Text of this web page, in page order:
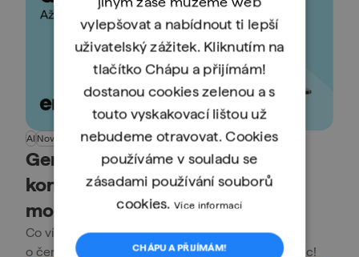
AI Novinky
Gemini 3.5 Pro: Až 2M tokenů
kontextu a přehled všeho, co o
modelu víme
Co víme o očekávaném modelu 3.5,
o čem se spekuluje a co se děje kolem něj? Čti víc!
vylepšovat a nabídnout ti lepší
uživatelský zážitek. Kliknutím na
tlačítko Chápu a přijímám!
dostanou cookies zelenou a s
touto vyskakovací lištou už
nebudeme otravovat. Cookies
používáme v souladu se
zásadami používání souborů
cookies.Více informací
CHÁPU A PŘIJÍMÁM!